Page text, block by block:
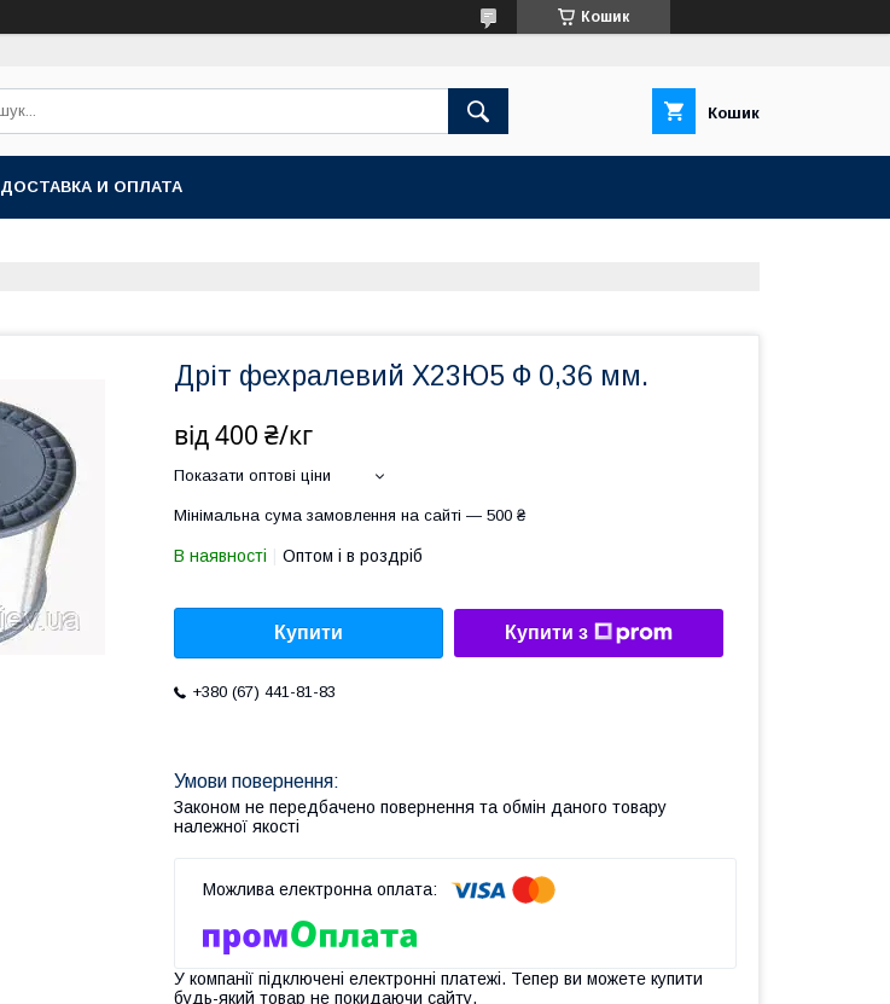
Кошик
Кошик
ДОСТАВКА И ОПЛАТА
Дріт фехралевий Х23Ю5 Ф 0,36 мм.
від400 ₴/кг
Показати оптові ціни
Мінімальна сума замовлення на сайті — 500 ₴
В наявності Оптом і в роздріб
Купити Купити з
+380 (67) 441-81-83
Законом не передбачено повернення та обмін даного товару
належної якості
У компанії підключені електронні платежі. Тепер ви можете купити
будь-який товар не покидаючи сайту.